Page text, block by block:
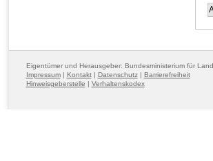
Eigentümer und Herausgeber: Bundesministerium für
Impressum| Kontakt| Datenschutz| Barrierefreiheit
Hinweisgeberstelle | Verhaltenskodex